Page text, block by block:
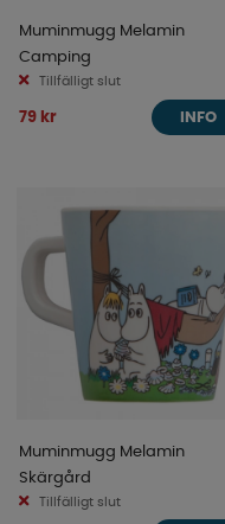
Muminmugg Melamin
Camping
Tillfälligt slut
79 kr INFO
Muminmugg Melamin
Skärgård
Tillfälligt slut